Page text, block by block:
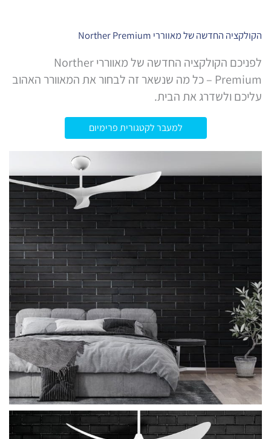
הקולקציה החדשה של מאווררי Norther Premium
לפניכם הקולקציה החדשה של מאווררי Norther
Premium – כל מה שנשאר זה לבחור את המאוורר האהוב
עליכם ולשדרג את הבית.
למעבר לקטגורית פרימיום